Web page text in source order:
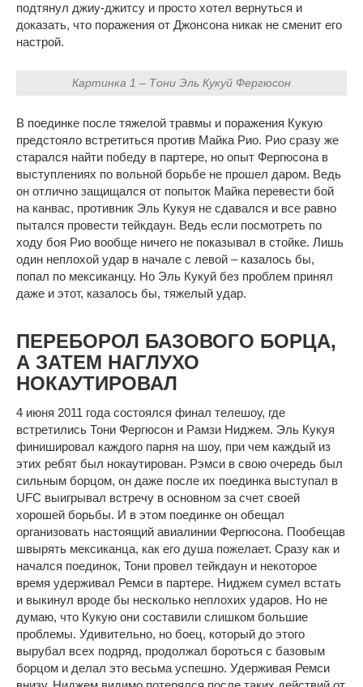
подтянул джиу-джитсу и просто хотел вернуться и
доказать, что поражения от Джонсона никак не сменит его
настрой.
Картинка 1 – Тони Эль Кукуй Фергюсон
В поединке после тяжелой травмы и поражения Кукую
предстояло встретиться против Майка Рио. Рио сразу же
старался найти победу в партере, но опыт Фергюсона в
выступлениях по вольной борьбе не прошел даром. Ведь
он отлично защищался от попыток Майка перевести бой
на канвас, противник Эль Кукуя не сдавался и все равно
пытался провести тейкдаун. Ведь если посмотреть по
ходу боя Рио вообще ничего не показывал в стойке. Лишь
один неплохой удар в начале с левой – казалось бы,
попал по мексиканцу. Но Эль Кукуй без проблем принял
даже и этот, казалось бы, тяжелый удар.
ПЕРЕБОРОЛ БАЗОВОГО БОРЦА,
А ЗАТЕМ НАГЛУХО
НОКАУТИРОВАЛ
4 июня 2011 года состоялся финал телешоу, где
встретились Тони Фергюсон и Рамзи Ниджем. Эль Кукуя
финишировал каждого парня на шоу, при чем каждый из
этих ребят был нокаутирован. Рэмси в свою очередь был
сильным борцом, он даже после их поединка выступал в
UFC выигрывал встречу в основном за счет своей
хорошей борьбы. И в этом поединке он обещал
организовать настоящий авиалинии Фергюсона. Пообещав
швырять мексиканца, как его душа пожелает. Сразу как и
начался поединок, Тони провел тейкдаун и некоторое
время удерживал Ремси в партере. Ниджем сумел встать
и выкинул вроде бы несколько неплохих ударов. Но не
думаю, что Кукую они составили слишком большие
проблемы. Удивительно, но боец, который до этого
вырубал всех подряд, продолжал бороться с базовым
борцом и делал это весьма успешно. Удерживая Ремси